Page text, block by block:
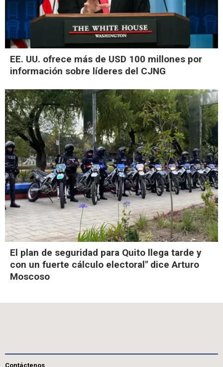
EE. UU. ofrece más de USD 100 millones por
información sobre líderes del CJNG
El plan de seguridad para Quito llega tarde y
con un fuerte cálculo electoral" dice Arturo
Moscoso
Contáctenos